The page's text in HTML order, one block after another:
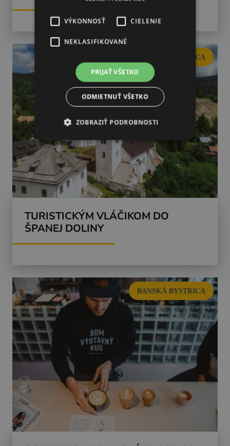
BANSKÁ BYSTRICA
TURISTICKÝM VLÁČIKOM DO
ŠPANEJ DOLINY
BANSKÁ BYSTRICA
VÝKONNOSŤ CIELENIE
NEKLASIFIKOVANÉ
PRIJAŤ VŠETKO
ODMIETNUŤ VŠETKO
ZOBRAZIŤ PODROBNOSTI